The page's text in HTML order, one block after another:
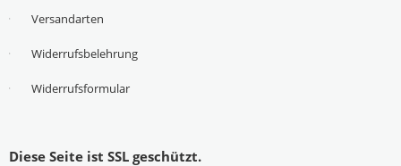
Versandarten
Widerrufsbelehrung
Widerrufsformular
Diese Seite ist SSL geschützt.